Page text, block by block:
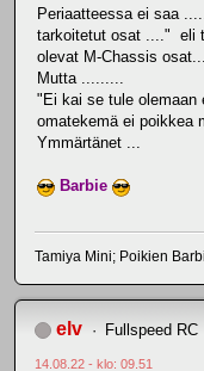
Periaatteessa ei saa
tarkoitetut osat ...." eli
olevat M-Chassis
Mutta .........
"Ei kai se tule
omatekemä ei poikkea
Ymmärtänet ...
Barbie
Tamiya Mini; Poikien
elv Fullspeed RC
14.08.22 - klo: 09.51